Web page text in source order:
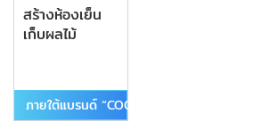
สร้างห้องเย็น
เก็บผลไม้
ภายใต้แบรนด์ “COOLEST”